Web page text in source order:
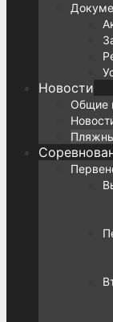
Новости
Общие